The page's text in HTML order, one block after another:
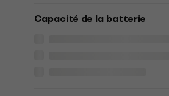
Capacité de la batterie